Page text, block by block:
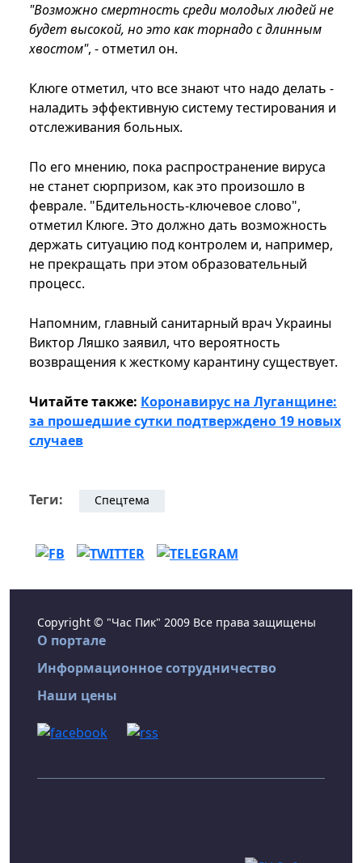
"Возможно смертность среди молодых людей не
будет высокой, но это как торнадо с длинным
хвостом", - отметил он.
Клюге отметил, что все знают что надо делать -
наладить эффективную систему тестирования и
отслеживания больных.
По его мнению, пока распространение вируса
не станет сюрпризом, как это произошло в
феврале. "Бдительность-ключевое слово",
отметил Клюге. Это должно дать возможность
держать ситуацию под контролем и, например,
не прекращать при этом образовательный
процесс.
Напомним, главный санитарный врач Украины
Виктор Ляшко заявил, что вероятность
возвращения к жесткому карантину существует.
Читайте также: Коронавирус на Луганщине:
за прошедшие сутки подтверждено 19 новых
случаев
Теги: Спецтема
Copyright © "Час Пик" 2009 Все права защищены
О портале
Информационное сотрудничество
Наши цены